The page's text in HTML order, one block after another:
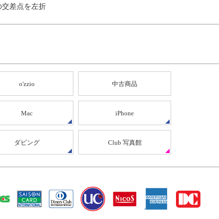
差点を左折
o'zzio 中古商品
Mac iPhone
ダビング Club 写真館